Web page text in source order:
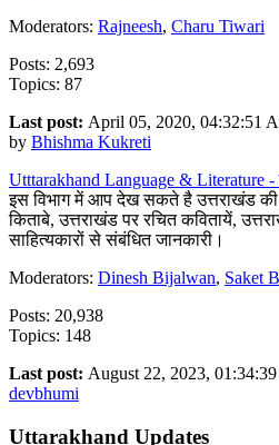
Moderators: Rajneesh, Charu Tiwari
Posts: 2,693
Topics: 87
Last post: April 05, 2020, 04:32:51
by Bhishma Kukreti
Utttarakhand Language & Literature -
इस विभाग में आप देख सकते है उत्तराखंड की
किताबे, उत्तराखंड पर रचित कवितायें,
साहित्यकारों से संबंधित जानकारी।
Moderators: Dinesh Bijalwan, Saket
Posts: 20,938
Topics: 148
Last post: August 22, 2023,
devbhumi
Uttarakhand Updates